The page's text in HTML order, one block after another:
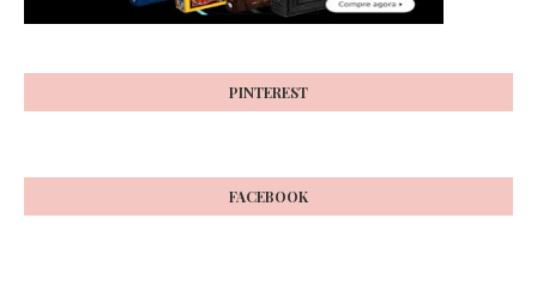
PINTEREST
FACEBOOK